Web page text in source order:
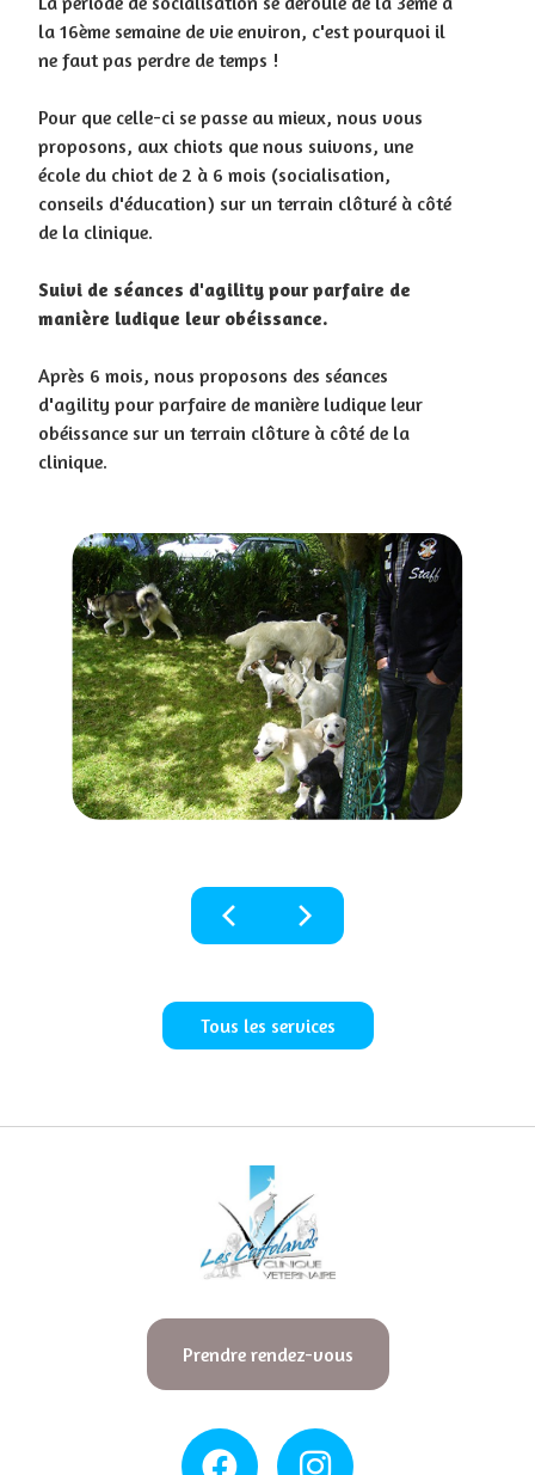
la 16ème semaine de vie environ, c'est pourquoi il
ne faut pas perdre de temps !
Pour que celle-ci se passe au mieux, nous vous
proposons, aux chiots que nous suivons, une
école du chiot de 2 à 6 mois (socialisation,
conseils d'éducation) sur un terrain clôturé à côté
de la clinique.
Suivi de séances d'agility pour parfaire de
manière ludique leur obéissance.
Après 6 mois, nous proposons des séances
d'agility pour parfaire de manière ludique leur
obéissance sur un terrain clôture à côté de la
clinique.
chevron_left chevron_right
Tous les services
Prendre rendez-vous